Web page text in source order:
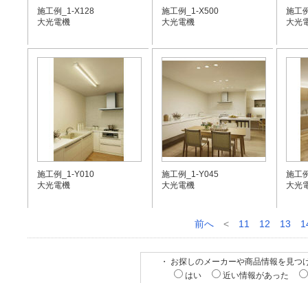
施工例_1-X128
大光電機
施工例_1-X500
大光電機
施工
大光
施工例_1-Y010
大光電機
施工例_1-Y045
大光電機
施工
大光
前へ < 11 12 13
・ お探しのメーカーや商品情報を見つ
はい
近い情報があった